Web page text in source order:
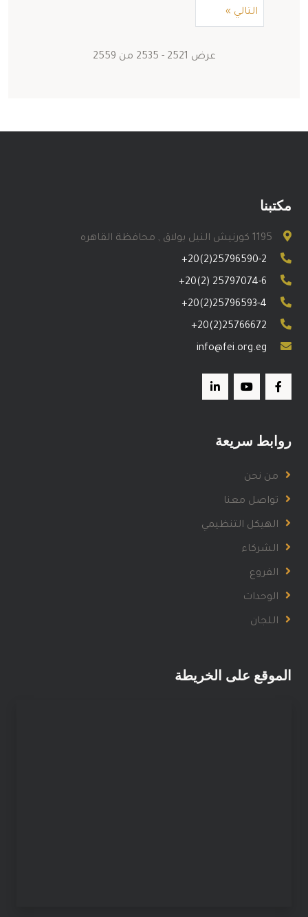
التالي »
عرض 2521
-
2535 من 2559
مكتبنا
1195 كورنيش النيل بولاق , محافظة القاهره
+20(2)25796590-2
+20(2) 25797074-6
+20(2)25796593-4
+20(2)25766672
info@fei.org.eg
روابط سريعة
من نحن
تواصل معنا
الهيكل التنظيمي
الشركاء
الفروع
الوحدات
اللجان
الموقع على الخريطة